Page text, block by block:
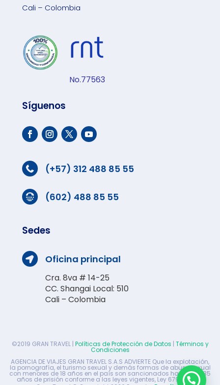
Cali – Colombia
No.77563
Síguenos
 (+57) 312 488 85 55
 (602) 488 85 55
Sedes
 Oficina principal
Cra. 8va # 14-25
CC. Shangai Local: 510
Cali – Colombia
©2019 GRAN TRAVEL | Políticas de Protección de Datos | Términos y
Condiciones
AGENCIA DE VIAJES GRAN TRAVEL S.A.S ADVIERTE Que la explotación,
la pornografía, el turismo sexual y demás formas de abuso sexual
con menores de 18 años en el país son sancionados hasta con 35
años de prisión conforme a las leyes vigentes, Ley 679 de 2001